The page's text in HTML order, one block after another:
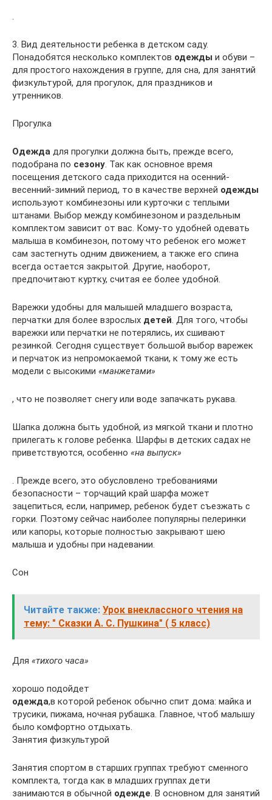
.
3. Вид деятельности ребенка в детском саду.
Понадобятся несколько комплектов одежды и обуви –
для простого нахождения в группе, для сна, для занятий
физкультурой, для прогулок, для праздников и
утренников.
Прогулка
Одежда для прогулки должна быть, прежде всего,
подобрана по сезону. Так как основное время
посещения детского сада приходится на осенний-
весенний-зимний период, то в качестве верхней одежды
используют комбинезоны или курточки с теплыми
штанами. Выбор между комбинезоном и раздельным
комплектом зависит от вас. Кому-то удобней одевать
малыша в комбинезон, потому что ребенок его может
сам застегнуть одним движением, а также его спина
всегда остается закрытой. Другие, наоборот,
предпочитают куртку, считая ее более удобной.
Варежки удобны для малышей младшего возраста,
перчатки для более взрослых детей. Для того, чтобы
варежки или перчатки не потерялись, их сшивают
резинкой. Сегодня существует большой выбор варежек
и перчаток из непромокаемой ткани, к тому же есть
модели с высокими «манжетами»
, что не позволяет снегу или воде запачкать рукава.
Шапка должна быть удобной, из мягкой ткани и плотно
прилегать к голове ребенка. Шарфы в детских садах не
приветствуются, особенно «на выпуск»
. Прежде всего, это обусловлено требованиями
безопасности – торчащий край шарфа может
зацепиться, если, например, ребенок будет съезжать с
горки. Поэтому сейчас наиболее популярны пелеринки
или капоры, которые полностью закрывают шею
малыша и удобны при надевании.
Сон
Читайте также: Урок внеклассного чтения на
тему: " Сказки А. С. Пушкина" ( 5 класс)
Для «тихого часа»
хорошо подойдет
одежда,в которой ребенок обычно спит дома: майка и
трусики, пижама, ночная рубашка. Главное, чтоб малышу
было комфортно отдыхать.
Занятия физкультурой
Занятия спортом в старших группах требуют сменного
комплекта, тогда как в младших группах дети
занимаются в обычной одежде. В основном для занятий